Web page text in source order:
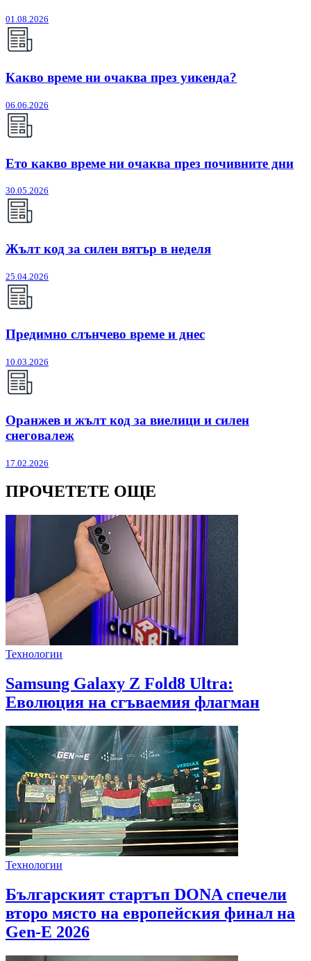
01.08.2026
Какво време ни очаква през уикенда?
06.06.2026
Ето какво време ни очаква през почивните дни
30.05.2026
Жълт код за силен вятър в неделя
25.04.2026
Предимно слънчево време и днес
10.03.2026
Оранжев и жълт код за виелици и силен
снеговалеж
17.02.2026
ПРОЧЕТЕТЕ ОЩЕ
Технологии
Samsung Galaxy Z Fold8 Ultra:
Еволюция на сгъваемия флагман
Технологии
Българският стартъп DONA спечели
второ място на европейския финал на
Gen-E 2026